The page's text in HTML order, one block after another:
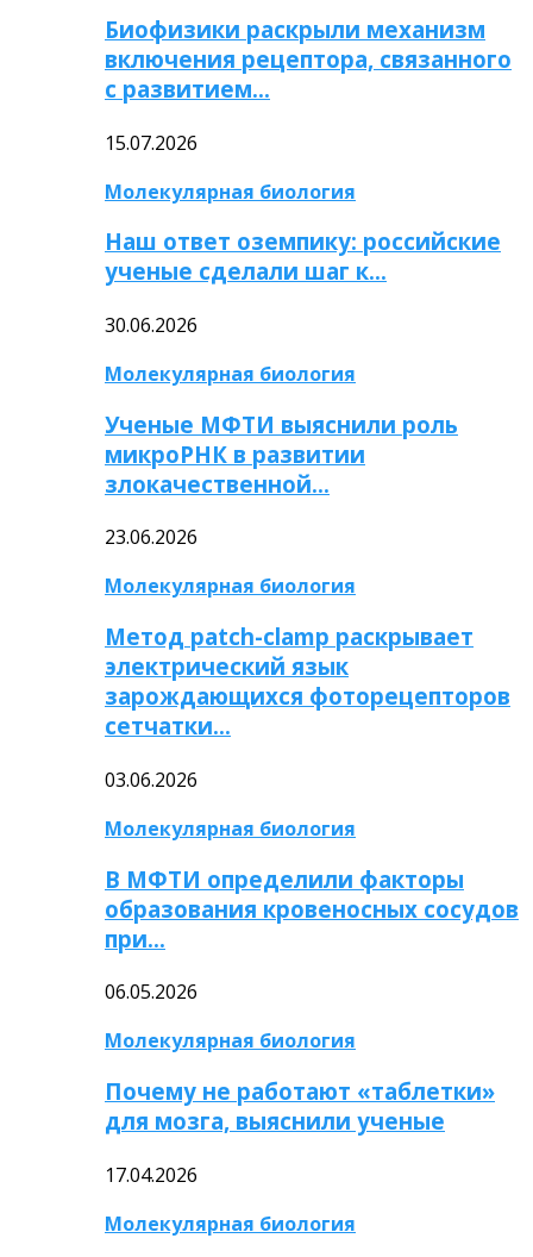
Биофизики раскрыли механизм
включения рецептора, связанного
с развитием…
15.07.2026
Молекулярная биология
Наш ответ оземпику: российские
ученые сделали шаг к…
30.06.2026
Молекулярная биология
Ученые МФТИ выяснили роль
микроРНК в развитии
злокачественной…
23.06.2026
Молекулярная биология
Метод patch-clamp раскрывает
электрический язык
зарождающихся фоторецепторов
сетчатки…
03.06.2026
Молекулярная биология
В МФТИ определили факторы
образования кровеносных сосудов
при…
06.05.2026
Молекулярная биология
Почему не работают «таблетки»
для мозга, выяснили ученые
17.04.2026
Молекулярная биология